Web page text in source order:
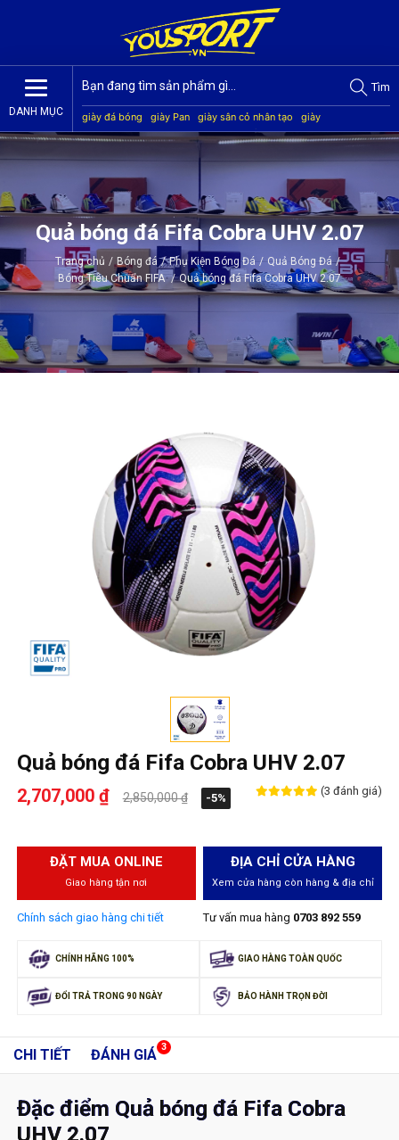
DANH MỤC
Tìm
giày đá bóng giày Pan giày sân cỏ nhân tạo
giày
Jogarbola
giày Mitre giày Akka quần áo bóng đá
giày
Quả bóng đá Fifa Cobra UHV 2.07
Trang chủ / Bóng đá / Phụ Kiện Bóng Đá / Quả Bóng Đá /
Bóng Tiêu Chuẩn FIFA / Quả bóng đá Fifa Cobra UHV 2.07
Quả bóng đá Fifa Cobra UHV 2.07
2,707,000 ₫ 2,850,000 ₫ -5%
(3 đánh giá)
ĐẶT MUA ONLINE
Giao hàng tận nơi
Chính sách giao hàng chi tiết
ĐỊA CHỈ CỬA HÀNG
Xem cửa hàng còn hàng & địa chỉ
Tư vấn mua hàng 0703 892 559
CHÍNH HÃNG 100% GIAO HÀNG TOÀN QUỐC
ĐỔI TRẢ TRONG 90 NGÀY BẢO HÀNH TRỌN ĐỜI
CHI TIẾT ĐÁNH GIÁ 3
Đặc điểm Quả bóng đá Fifa Cobra
UHV 2.07